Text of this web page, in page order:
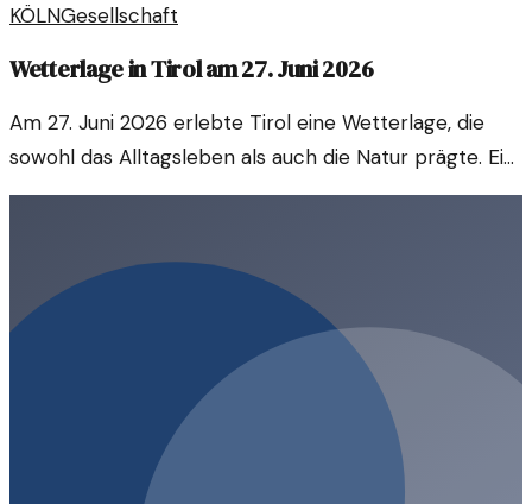
KÖLNGesellschaft
Wetterlage in Tirol am 27. Juni 2026
Am 27. Juni 2026 erlebte Tirol eine Wetterlage, die
sowohl das Alltagsleben als auch die Natur prägte. Ein
Blick auf die klimatischen Bedingungen und deren